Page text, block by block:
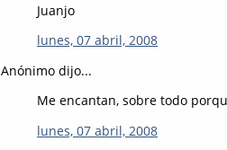
Juanjo
lunes, 07 abril, 2008
Anónimo dijo...
Me encantan, sobre todo
lunes, 07 abril, 2008